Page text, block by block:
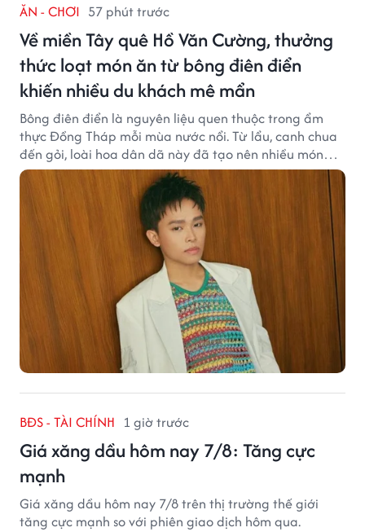
ĂN - CHƠI 57 phút trước
Về miền Tây quê Hồ Văn Cường, thưởng
thức loạt món ăn từ bông điên điển
khiến nhiều du khách mê mẩn
Bông điên điển là nguyên liệu quen thuộc trong ẩm
thực Đồng Tháp mỗi mùa nước nổi. Từ lẩu, canh chua
đến gỏi, loài hoa dân dã này đã tạo nên nhiều món
ngon khiến du khách khó quên.
BĐS - TÀI CHÍNH 1 giờ trước
Giá xăng dầu hôm nay 7/8: Tăng cực
mạnh
Giá xăng dầu hôm nay 7/8 trên thị trường thế giới
tăng cực mạnh so với phiên giao dịch hôm qua.